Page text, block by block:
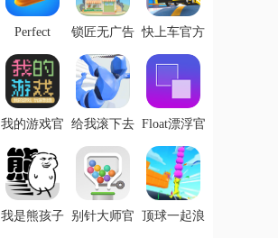
Perfect
奶油官方版
锁匠无广告 快上车官方
我的游戏官 给我滚下去 Float漂浮官
我是熊孩子 别针大师官 顶球一起浪